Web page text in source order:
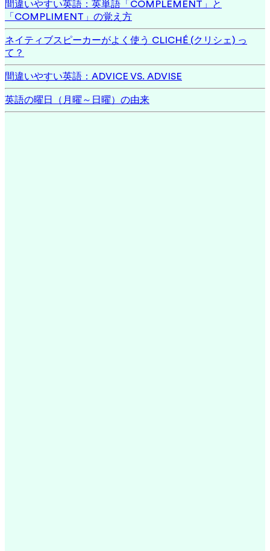
間違いやすい英語：英単語「COMPLEMENT」と
「COMPLIMENT」の覚え方
ネイティブスピーカーがよく使う CLICHÉ (クリシェ) っ
て？
間違いやすい英語：ADVICE VS. ADVISE
英語の曜日（月曜～日曜）の由来